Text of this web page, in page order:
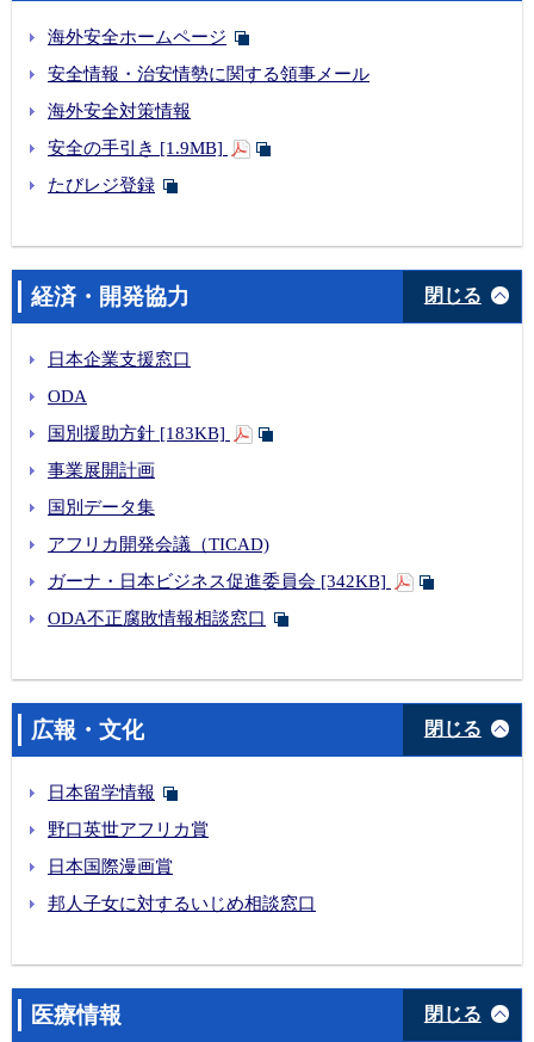
海外安全ホームページ
安全情報・治安情勢に関する領事メール
海外安全対策情報
安全の手引き [1.9MB]
たびレジ登録
経済・開発協力 閉じる
日本企業支援窓口
ODA
国別援助方針 [183KB]
事業展開計画
国別データ集
アフリカ開発会議（TICAD)
ガーナ・日本ビジネス促進委員会 [342KB]
ODA不正腐敗情報相談窓口
広報・文化 閉じる
日本留学情報
野口英世アフリカ賞
日本国際漫画賞
邦人子女に対するいじめ相談窓口
医療情報 閉じる